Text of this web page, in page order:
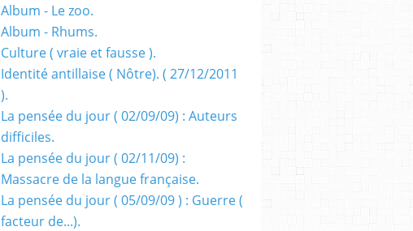
Album - Le zoo.
Album - Rhums.
Culture ( vraie et fausse ).
Identité antillaise ( Nôtre). ( 27/12/2011
).
La pensée du jour ( 02/09/09) : Auteurs
difficiles.
La pensée du jour ( 02/11/09) :
Massacre de la langue française.
La pensée du jour ( 05/09/09 ) : Guerre (
facteur de...).